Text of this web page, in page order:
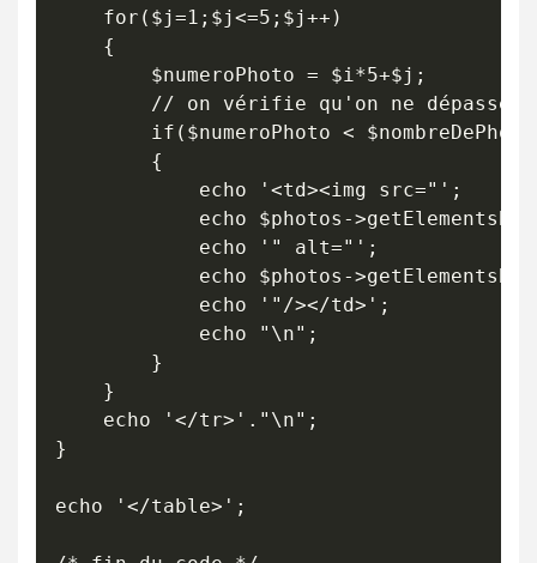
}
echo '</table>';